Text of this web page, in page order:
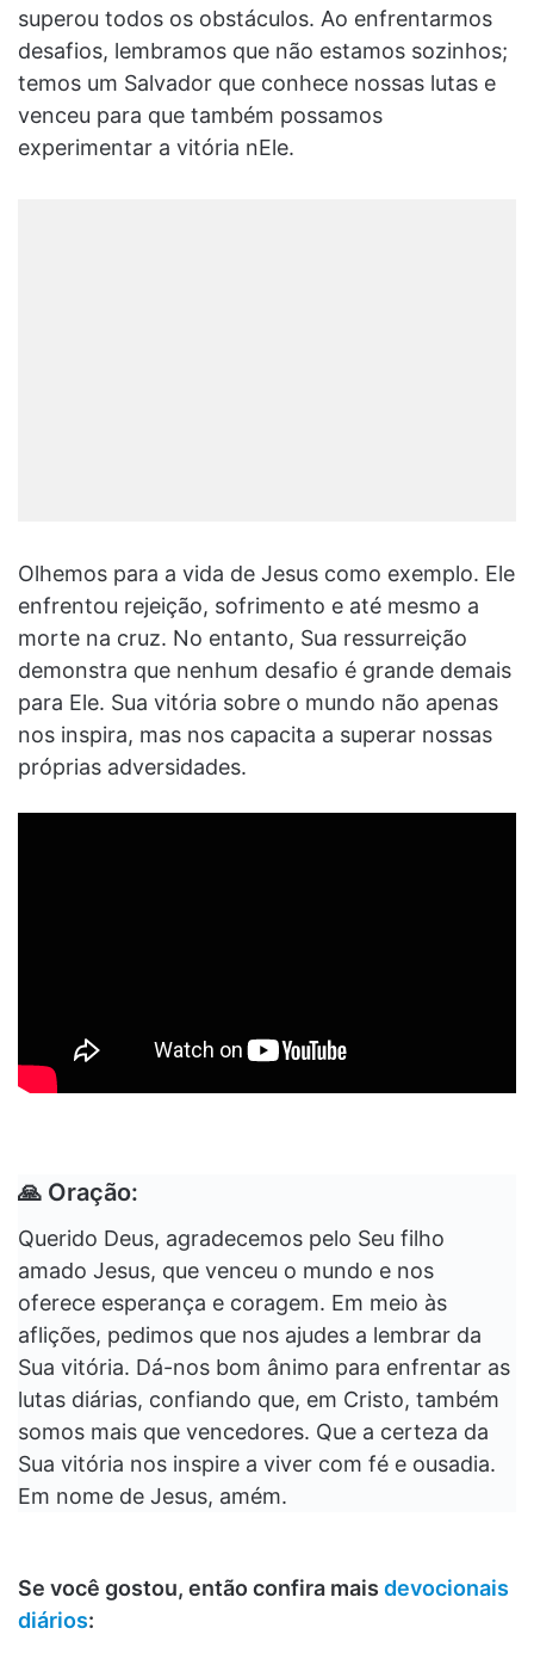
superou todos os obstáculos. Ao enfrentarmos
desafios, lembramos que não estamos sozinhos;
temos um Salvador que conhece nossas lutas e
venceu para que também possamos
experimentar a vitória nEle.
Olhemos para a vida de Jesus como exemplo. Ele
enfrentou rejeição, sofrimento e até mesmo a
morte na cruz. No entanto, Sua ressurreição
demonstra que nenhum desafio é grande demais
para Ele. Sua vitória sobre o mundo não apenas
nos inspira, mas nos capacita a superar nossas
próprias adversidades.
🙏 Oração:
Querido Deus, agradecemos pelo Seu filho
amado Jesus, que venceu o mundo e nos
oferece esperança e coragem. Em meio às
aflições, pedimos que nos ajudes a lembrar da
Sua vitória. Dá-nos bom ânimo para enfrentar as
lutas diárias, confiando que, em Cristo, também
somos mais que vencedores. Que a certeza da
Sua vitória nos inspire a viver com fé e ousadia.
Em nome de Jesus, amém.
Se você gostou, então confira mais devocionais
diários: